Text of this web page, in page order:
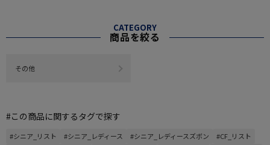
CATEGORY
商品を絞る
その他
#この商品に関するタグで探す
#シニア_リスト #シニア_レディース #シニア_レディースズボン
#CF_リスト